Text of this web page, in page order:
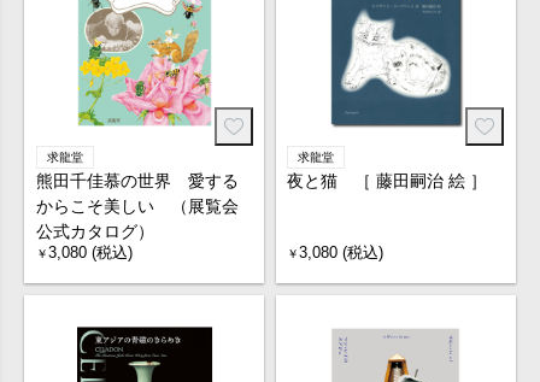
求龍堂
熊田千佳慕の世界 愛する
からこそ美しい （展覧会
公式カタログ）
￥3,080 (税込)
求龍堂
夜と猫 ［ 藤田嗣治 絵 ］
￥3,080 (税込)